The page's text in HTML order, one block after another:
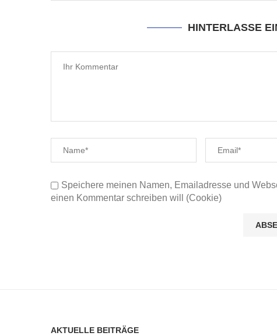
HINTERLASSE
Speichere meinen Namen, Emailadresse und
einen Kommentar schreiben will (Cookie)
AKTUELLE BEITRÄGE